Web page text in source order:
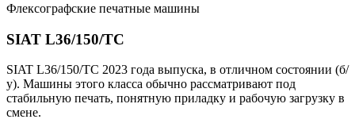
Флексографские печатные машины
SIAT L36/150/TC
SIAT L36/150/TC 2023 года выпуска, в отличном состоянии (б/
у). Машины этого класса обычно рассматривают под
стабильную печать, понятную приладку и рабочую загрузку в
смене.